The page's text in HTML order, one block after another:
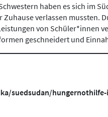
haben es sich im
verlassen
von Schüler*innen
geschneidert und
suedsudan/hungernothilfe-